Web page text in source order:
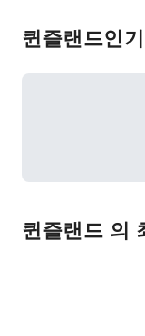
퀸즐랜드인
퀸즐랜드 의